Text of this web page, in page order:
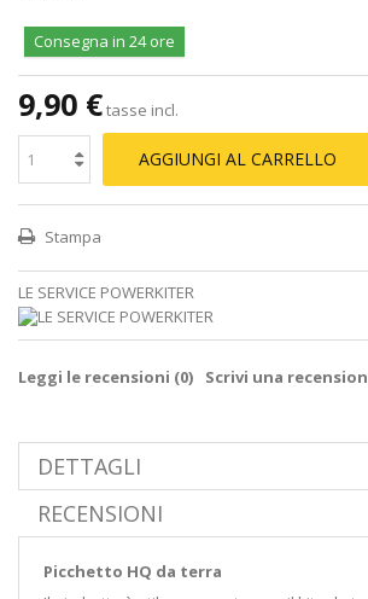
Consegna in 24 ore
9,90 €tasse incl.
AGGIUNGI AL CARRELLO
Stampa
LE SERVICE POWERKITER
Leggi le recensioni (0) Scrivi una
DETTAGLI
RECENSIONI
Picchetto HQ da terra